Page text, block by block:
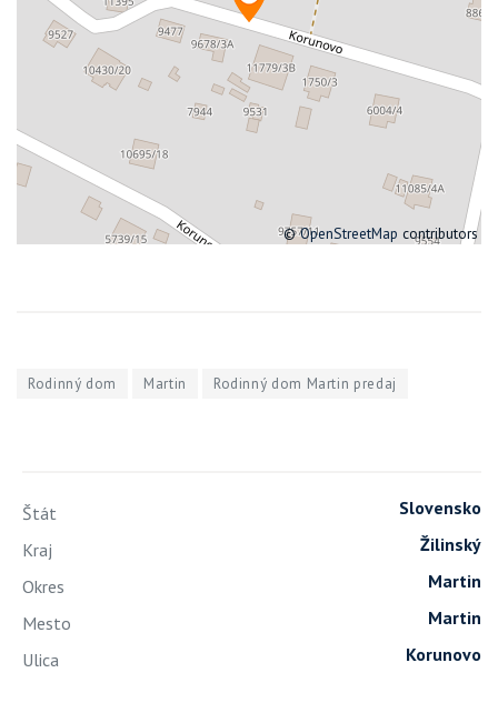
©OpenStreetMap contributors
Rodinný dom Martin Rodinný dom Martin predaj
Štát
Slovensko
Kraj
Žilinský
Okres
Martin
Mesto
Martin
Ulica
Korunovo